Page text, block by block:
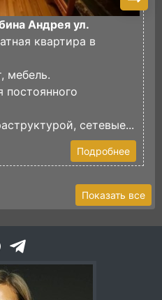
Андрея ул.
квартира в
мебель.
постоянного
сетевые...
Подробнее
Показать все